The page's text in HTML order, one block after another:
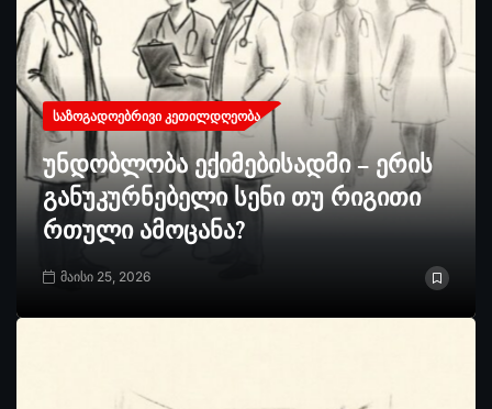
ᲡᲐᲖᲝᲒᲐᲓᲝᲔᲑᲠᲘᲕᲘ ᲙᲔᲗᲘᲚᲓᲦᲔᲝᲑᲐ
უნდობლობა ექიმებისადმი – ერის
განუკურნებელი სენი თუ რიგითი
რთული ამოცანა?
მაისი 25, 2026